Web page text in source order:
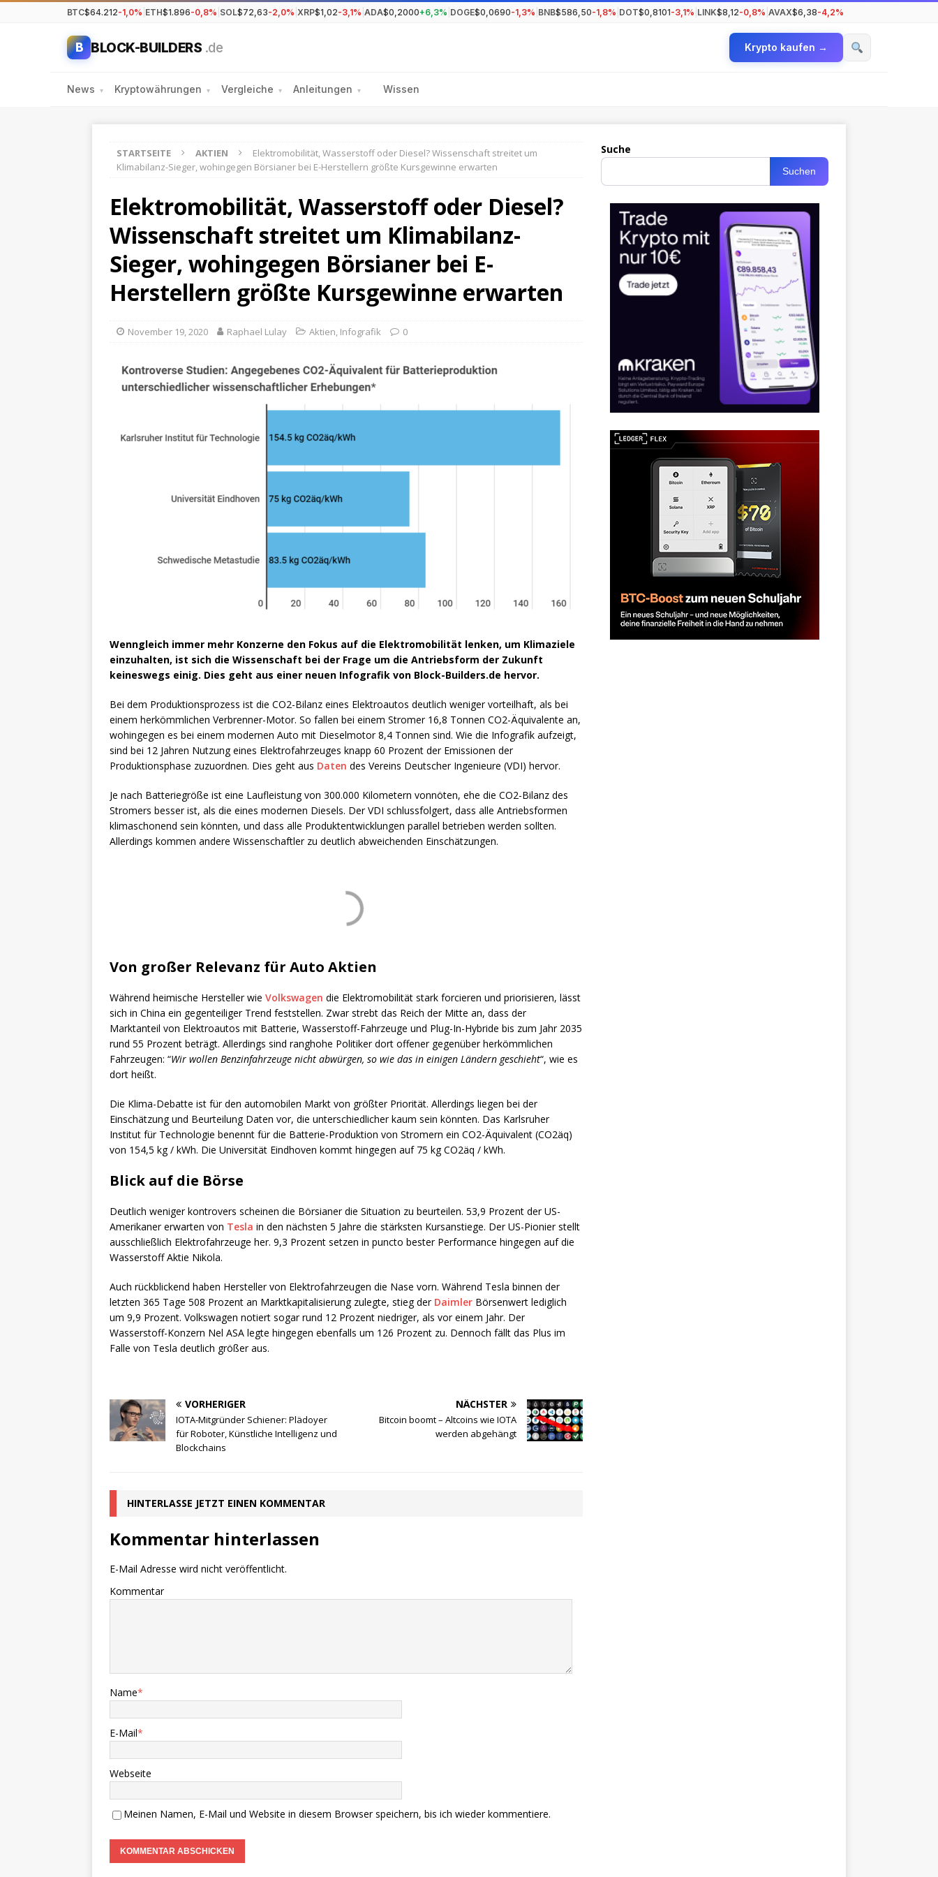
BTC$64.212-1,0% ETH$1.896-0,8% SOL$72,63-2,0% XRP$1,02-3,1% ADA$0,2000+6,3% DOGE$0,0690-1,3% BNB$586,50-1,8% DOT$0,8101-3,1% LINK$8,12-0,8% AVAX$6,38-4,2%
B BLOCK-BUILDERS .de Krypto kaufen →
News ▾ Kryptowährungen ▾ Vergleiche ▾ Anleitungen ▾ Wissen
STARTSEITE AKTIEN
Elektromobilität, Wasserstoff oder Diesel? Wissenschaft streitet um
Klimabilanz-Sieger, wohingegen Börsianer bei E-Herstellern größte Kursgewinne erwarten
Elektromobilität, Wasserstoff oder Diesel?
Wissenschaft streitet um Klimabilanz-
Sieger, wohingegen Börsianer bei E-
Herstellern größte Kursgewinne erwarten
November 19, 2020 Raphael Lulay Aktien, Infografik 0
Wenngleich immer mehr Konzerne den Fokus auf die Elektromobilität lenken, um Klimaziele
einzuhalten, ist sich die Wissenschaft bei der Frage um die Antriebsform der Zukunft
keineswegs einig. Dies geht aus einer neuen Infografik von Block-Builders.de hervor.
Bei dem Produktionsprozess ist die CO2-Bilanz eines Elektroautos deutlich weniger vorteilhaft, als bei
einem herkömmlichen Verbrenner-Motor. So fallen bei einem Stromer 16,8 Tonnen CO2-Äquivalente an,
wohingegen es bei einem modernen Auto mit Dieselmotor 8,4 Tonnen sind. Wie die Infografik aufzeigt,
sind bei 12 Jahren Nutzung eines Elektrofahrzeuges knapp 60 Prozent der Emissionen der
Produktionsphase zuzuordnen. Dies geht aus Daten des Vereins Deutscher Ingenieure (VDI) hervor.
Je nach Batteriegröße ist eine Laufleistung von 300.000 Kilometern vonnöten, ehe die CO2-Bilanz des
Stromers besser ist, als die eines modernen Diesels. Der VDI schlussfolgert, dass alle Antriebsformen
klimaschonend sein könnten, und dass alle Produktentwicklungen parallel betrieben werden sollten.
Allerdings kommen andere Wissenschaftler zu deutlich abweichenden Einschätzungen.
Von großer Relevanz für Auto Aktien
Während heimische Hersteller wie Volkswagen die Elektromobilität stark forcieren und priorisieren, lässt
sich in China ein gegenteiliger Trend feststellen. Zwar strebt das Reich der Mitte an, dass der
Marktanteil von Elektroautos mit Batterie, Wasserstoff-Fahrzeuge und Plug-In-Hybride bis zum Jahr 2035
rund 55 Prozent beträgt. Allerdings sind ranghohe Politiker dort offener gegenüber herkömmlichen
Fahrzeugen: “Wir wollen Benzinfahrzeuge nicht abwürgen, so wie das in einigen Ländern geschieht“, wie es
dort heißt.
Die Klima-Debatte ist für den automobilen Markt von größter Priorität. Allerdings liegen bei der
Einschätzung und Beurteilung Daten vor, die unterschiedlicher kaum sein könnten. Das Karlsruher
Institut für Technologie benennt für die Batterie-Produktion von Stromern ein CO2-Äquivalent (CO2äq)
von 154,5 kg / kWh. Die Universität Eindhoven kommt hingegen auf 75 kg CO2äq / kWh.
Blick auf die Börse
Deutlich weniger kontrovers scheinen die Börsianer die Situation zu beurteilen. 53,9 Prozent der US-
Amerikaner erwarten von Tesla in den nächsten 5 Jahre die stärksten Kursanstiege. Der US-Pionier stellt
ausschließlich Elektrofahrzeuge her. 9,3 Prozent setzen in puncto bester Performance hingegen auf die
Wasserstoff Aktie Nikola.
Auch rückblickend haben Hersteller von Elektrofahrzeugen die Nase vorn. Während Tesla binnen der
letzten 365 Tage 508 Prozent an Marktkapitalisierung zulegte, stieg der Daimler Börsenwert lediglich
um 9,9 Prozent. Volkswagen notiert sogar rund 12 Prozent niedriger, als vor einem Jahr. Der
Wasserstoff-Konzern Nel ASA legte hingegen ebenfalls um 126 Prozent zu. Dennoch fällt das Plus im
Falle von Tesla deutlich größer aus.
VORHERIGER
IOTA-Mitgründer Schiener: Plädoyer
für Roboter, Künstliche Intelligenz und
Blockchains
NÄCHSTER
Bitcoin boomt – Altcoins wie IOTA
werden abgehängt
HINTERLASSE JETZT EINEN KOMMENTAR
Kommentar hinterlassen
E-Mail Adresse wird nicht veröffentlicht.
Kommentar
Name*
E-Mail*
Webseite
Meinen Namen, E-Mail und Website in diesem Browser speichern, bis ich wieder kommentiere.
Suche
Suchen